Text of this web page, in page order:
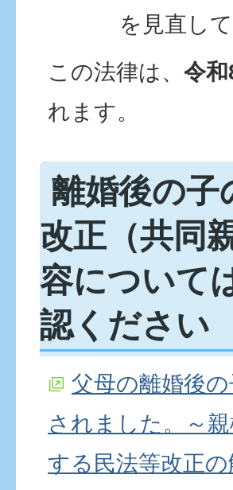
を見直し
この法律は、 令
れます。
離婚後の子
改正（共同
容について
認ください
父母の離婚後
されました。～
する民法等改正